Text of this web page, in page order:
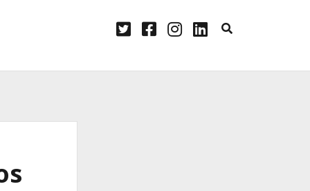
twitterfacebook
instagram
linkedin